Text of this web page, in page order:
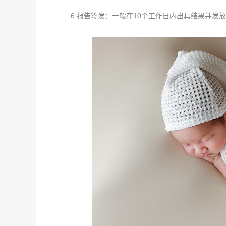
6.报告签发：一般在10个工作日内出具结果并发